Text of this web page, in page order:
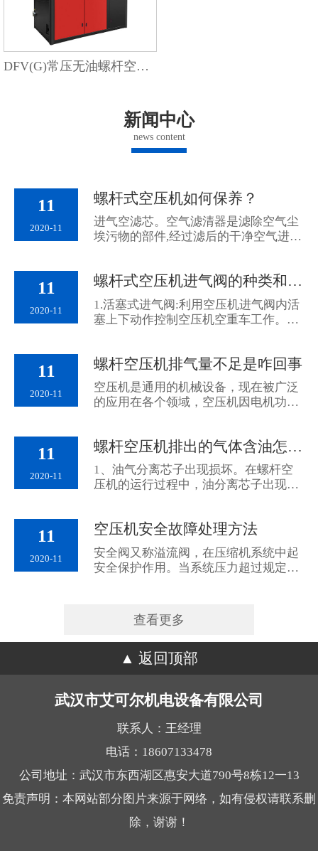
DFV(G)常压无油螺杆空压机
新闻中心
news content
11
2020-11
螺杆式空压机如何保养？
进气空滤芯。空气滤清器是滤除空气尘
埃污物的部件,经过滤后的干净空气进入
11
2020-11
螺杆式空压机进气阀的种类和结构
1.活塞式进气阀:利用空压机进气阀内活
塞上下动作控制空压机空重车工作。当
11
2020-11
螺杆空压机排气量不足是咋回事
空压机是通用的机械设备，现在被广泛
的应用在各个领域，空压机因电机功率
11
2020-11
螺杆空压机排出的气体含油怎么解决?
1、油气分离芯子出现损坏。在螺杆空
压机的运行过程中，油分离芯子出现损
11
2020-11
空压机安全故障处理方法
安全阀又称溢流阀，在压缩机系统中起
安全保护作用。当系统压力超过规定值
查看更多
返回顶部
武汉市艾可尔机电设备有限公司
联系人：王经理
电话：18607133478
公司地址：武汉市东西湖区惠安大道790号8栋12一13
免责声明：本网站部分图片来源于网络，如有侵权请联系删
除，谢谢！